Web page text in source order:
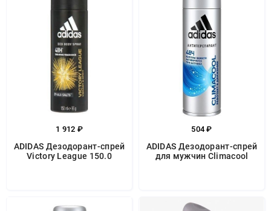
1 912 ₽
ADIDAS Дезодорант-спрей
Victory League 150.0
504 ₽
ADIDAS Дезодорант-спрей
для мужчин Climacool